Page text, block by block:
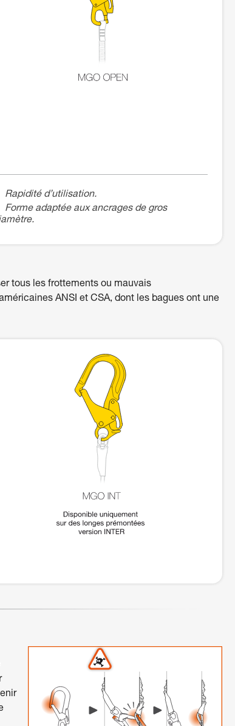
Rapidité d’utilisation.
Forme adaptée aux ancrages de gros
tous les frottements ou mauvais
ANSI et CSA, dont les bagues ont une